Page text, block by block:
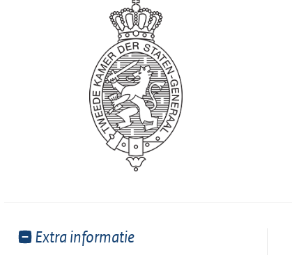
Toon
Extra informatie